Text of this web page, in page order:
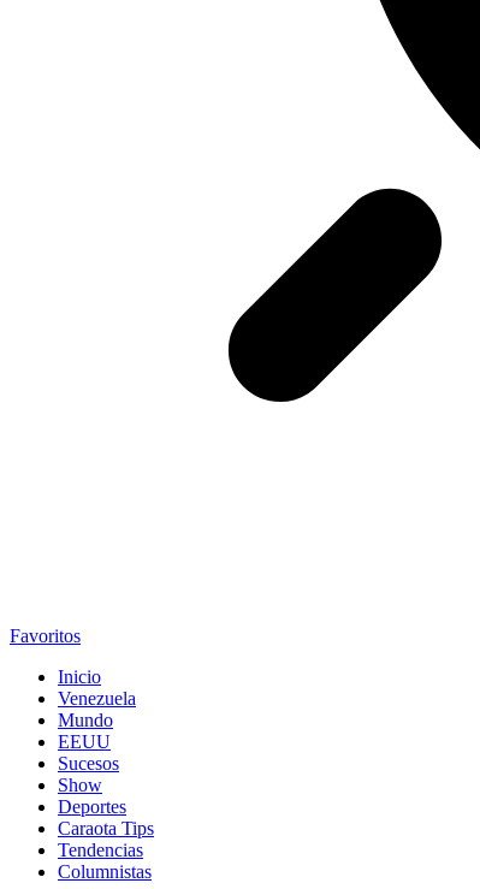
Favoritos
Inicio
Venezuela
Mundo
EEUU
Sucesos
Show
Deportes
Caraota Tips
Tendencias
Columnistas